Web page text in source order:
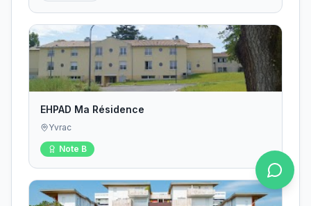
EHPAD Ma Résidence
Yvrac
Note B